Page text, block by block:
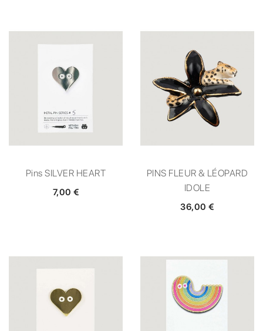
Pins SILVER HEART
7,00 €
PINS FLEUR & LÉOPARD
IDOLE
36,00 €